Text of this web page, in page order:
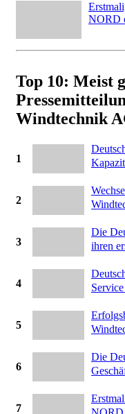
NORD
Top 10: Meist
Windtechnik
1
2
3
Die
ihren
4
5
6
Die
7